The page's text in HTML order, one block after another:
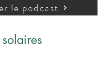
le podcast